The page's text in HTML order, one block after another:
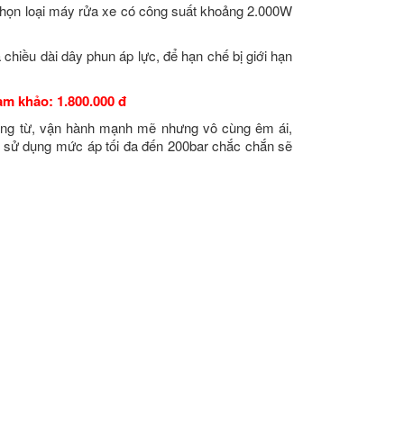
loại máy rửa xe có công suất khoảng 2.000W
dài dây phun áp lực, để hạn chế bị giới hạn
khảo: 1.800.000 đ
từ, vận hành mạnh mẽ nhưng vô cùng êm ái,
dụng mức áp tối đa đến 200bar chắc chắn sẽ